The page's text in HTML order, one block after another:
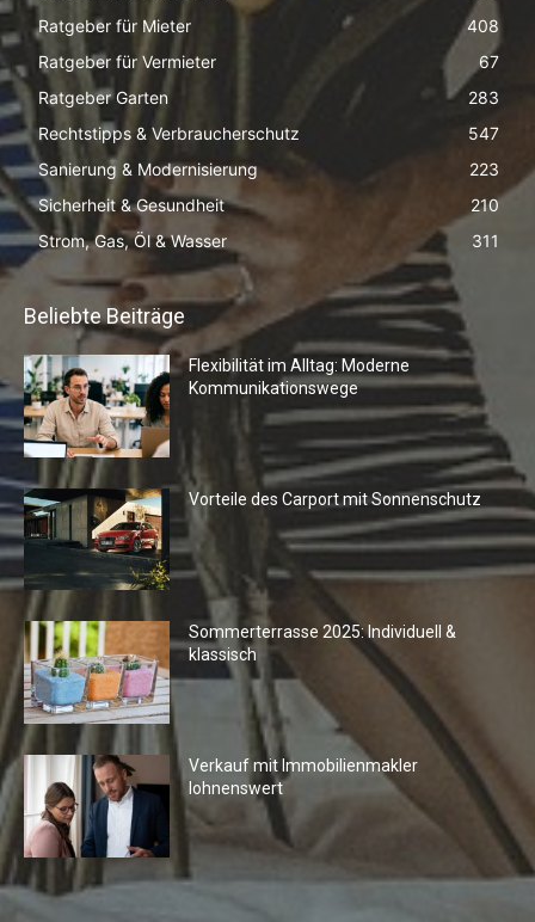
Ratgeber für Mieter
408
Ratgeber für Vermieter
67
Ratgeber Garten
283
Rechtstipps & Verbraucherschutz
547
Sanierung & Modernisierung
223
Sicherheit & Gesundheit
210
Strom, Gas, Öl & Wasser
311
Beliebte Beiträge
Flexibilität im Alltag: Moderne
Kommunikationswege
Vorteile des Carport mit Sonnenschutz
Sommerterrasse 2025: Individuell &
klassisch
Verkauf mit Immobilienmakler
lohnenswert